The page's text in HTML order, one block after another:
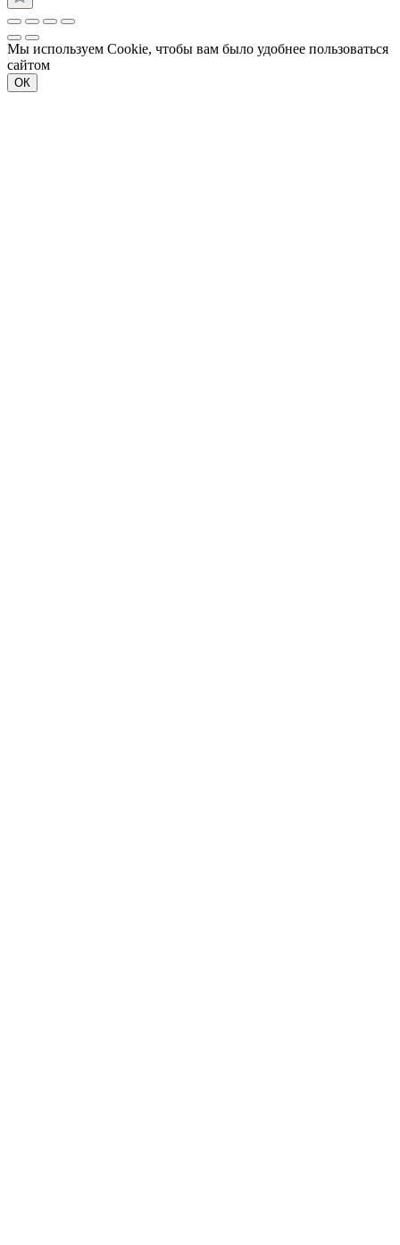
Мы используем Cookie, чтобы вам было удобнее пользоваться
сайтом
ОК